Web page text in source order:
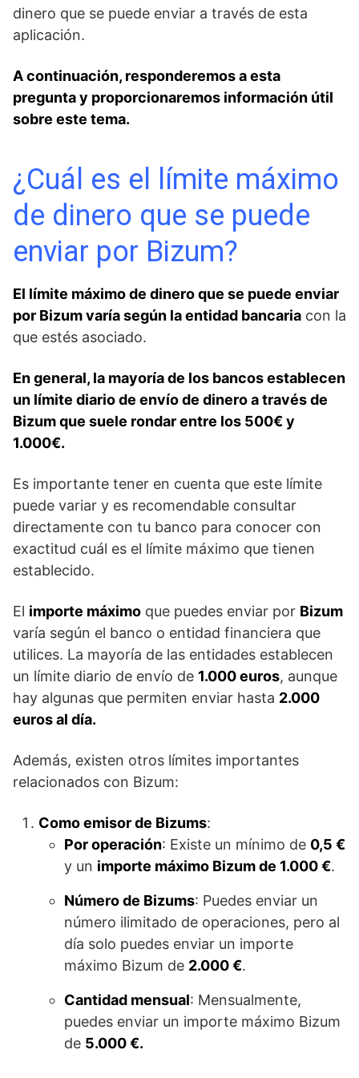
dinero que se puede enviar a través de esta
aplicación.
A continuación, responderemos a esta
pregunta y proporcionaremos información útil
sobre este tema.
¿Cuál es el límite máximo
de dinero que se puede
enviar por Bizum?
El ⁢límite máximo de dinero que se puede enviar
por Bizum varía ⁤según la entidad bancaria con ​la‌
que ⁢estés asociado.
En general, la mayoría de los bancos establecen
un límite diario⁤ de envío de dinero a través de
Bizum ⁢que suele rondar⁣ entre los 500€ y
‍1.000€.
Es importante​ tener en cuenta que este límite
puede variar y es recomendable consultar‍
directamente con tu banco ‌para ‌conocer con
exactitud cuál es el límite máximo que tienen​
establecido.
El importe máximo que puedes enviar por Bizum
varía según el banco o entidad financiera que
utilices. La mayoría de las entidades establecen
un límite diario de envío de 1.000 euros, aunque
hay algunas que permiten enviar hasta 2.000
euros al día.
Además, existen otros límites importantes
relacionados con Bizum:
Como emisor de Bizums:
Por operación: Existe un mínimo de 0,5 €
y un importe máximo Bizum de 1.000 €.
Número de Bizums: Puedes enviar un
número ilimitado de operaciones, pero al
día solo puedes enviar un importe
máximo Bizum de 2.000 €.
Cantidad mensual: Mensualmente,
puedes enviar un importe máximo Bizum
de 5.000 €.